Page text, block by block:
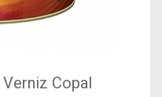
Copal